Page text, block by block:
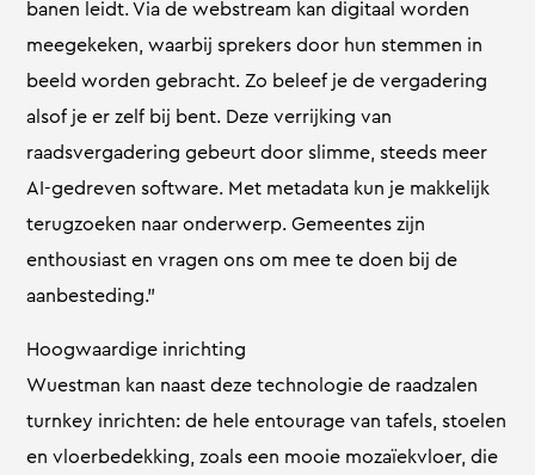
banen leidt. Via de webstream kan digitaal worden
meegekeken, waarbij sprekers door hun stemmen in
beeld worden gebracht. Zo beleef je de vergadering
alsof je er zelf bij bent. Deze verrijking van
raadsvergadering gebeurt door slimme, steeds meer
AI-gedreven software. Met metadata kun je makkelijk
terugzoeken naar onderwerp. Gemeentes zijn
enthousiast en vragen ons om mee te doen bij de
aanbesteding.”
Hoogwaardige inrichting
Wuestman kan naast deze technologie de raadzalen
turnkey inrichten: de hele entourage van tafels, stoelen
en vloerbedekking, zoals een mooie mozaïekvloer, die